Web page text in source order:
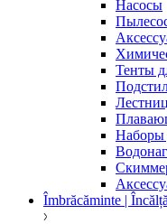
Насосы
Тенты
Наборы
Îmbrăcăminte |